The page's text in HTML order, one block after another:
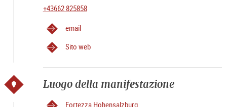
+43662 825858
email
Sito web
Luogo della manifestazione
Fortezza Hohensalzburg